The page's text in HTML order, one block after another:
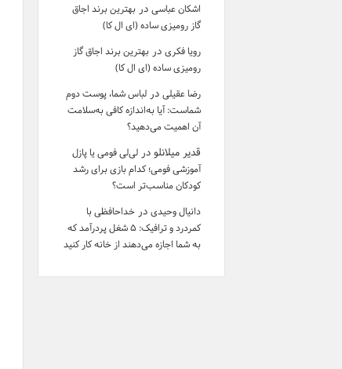
اشکان عباسی دربهترین برند اجاق
گاز رومیزی ساده (ای ال کا)
رویا فکری دربهترین برند اجاق گاز
رومیزی ساده (ای ال کا)
رضا عقیلی درلباس شما، پوست دوم
شماست: آیا به‌اندازه کافی به‌سلامت
آن اهمیت می‌دهید؟
قدیر میلانلو درلی‌لی فومی یا پازل
آموزشی فومی؛ کدام بازی برای رشد
کودکان مناسب‌تر است؟
دانیال وحیدی درخداحافظی با
کمردرد و ترافیک: ۵ شغل پردرآمد که
به شما اجازه می‌دهند از خانه کار کنید